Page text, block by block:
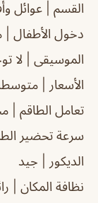
القسم | عوائل
دخول الأطفال
الموسيقى | لا
الأسعار |
تعامل الطاقم |
سرعة تحضير
الديكور | جيد
نظافة المكان |